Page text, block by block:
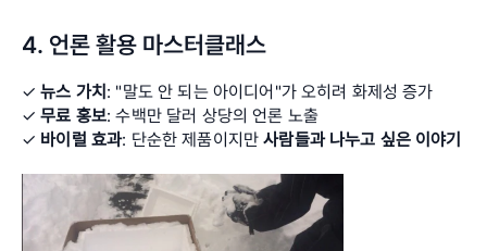
4. 언론 활용 마스터클래스
✓ 뉴스 가치 : "말도 안 되는 아이디어"가 오히려 화제성 증가
✓ 무료 홍보: 수백만 달러 상당의 언론 노출
✓ 바이럴 효과: 단순한 제품이지만 사람들과 나누고 싶은 이야기